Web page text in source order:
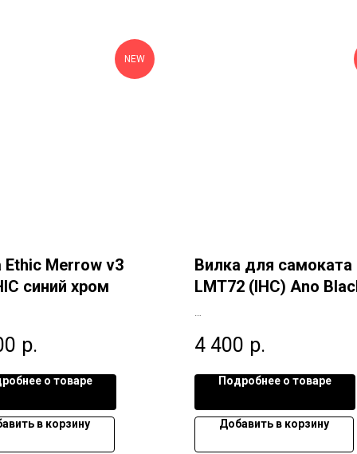
NEW
Ethic Merrow v3
синий хром
р.
о товаре
в корзину
Вилка для самоката
LMT72 (IHC) Ano
4 400 р.
Подробнее о товаре
Добавить в корзину